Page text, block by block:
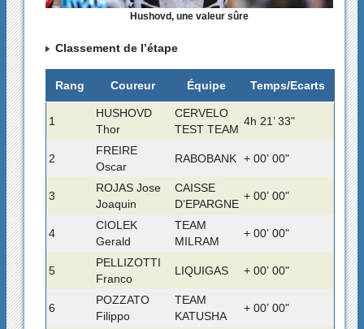
Hushovd, une valeur sûre
Classement de l’étape
Rang Coureur Équipe Temps/Ecarts
1
HUSHOVD
Thor
CERVELO
TEST TEAM
4h 21’ 33"
2
FREIRE
Oscar
RABOBANK + 00’ 00"
3
ROJAS Jose
Joaquin
CAISSE
D’EPARGNE
+ 00’ 00"
4
CIOLEK
Gerald
TEAM
MILRAM
+ 00’ 00"
5
PELLIZOTTI
Franco
LIQUIGAS + 00’ 00"
6
POZZATO
Filippo
TEAM
KATUSHA
+ 00’ 00"